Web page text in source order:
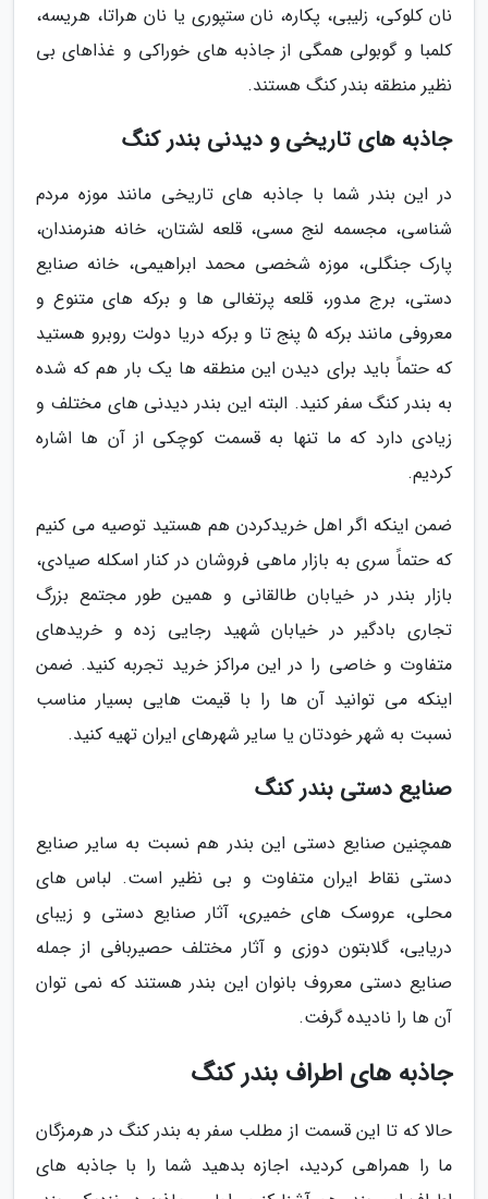
نان کلوکی، زلیبی، پکاره، نان ستپوری یا نان هراتا، هریسه،
کلمبا و گوبولی همگی از جاذبه های خوراکی و غذاهای بی
نظیر منطقه بندر کنگ هستند.
جاذبه های تاریخی و دیدنی بندر کنگ
در این بندر شما با جاذبه های تاریخی مانند موزه مردم
شناسی، مجسمه لنج مسی، قلعه لشتان، خانه هنرمندان،
پارک جنگلی، موزه شخصی محمد ابراهیمی، خانه صنایع
دستی، برج مدور، قلعه پرتغالی ها و برکه های متنوع و
معروفی مانند برکه 5 پنج تا و برکه دریا دولت روبرو هستید
که حتماً باید برای دیدن این منطقه ها یک بار هم که شده
به بندر کنگ سفر کنید. البته این بندر دیدنی های مختلف و
زیادی دارد که ما تنها به قسمت کوچکی از آن ها اشاره
کردیم.
ضمن اینکه اگر اهل خریدکردن هم هستید توصیه می کنیم
که حتماً سری به بازار ماهی فروشان در کنار اسکله صیادی،
بازار بندر در خیابان طالقانی و همین طور مجتمع بزرگ
تجاری بادگیر در خیابان شهید رجایی زده و خریدهای
متفاوت و خاصی را در این مراکز خرید تجربه کنید. ضمن
اینکه می توانید آن ها را با قیمت هایی بسیار مناسب
نسبت به شهر خودتان یا سایر شهرهای ایران تهیه کنید.
صنایع دستی بندر کنگ
همچنین صنایع دستی این بندر هم نسبت به سایر صنایع
دستی نقاط ایران متفاوت و بی نظیر است. لباس های
محلی، عروسک های خمیری، آثار صنایع دستی و زیبای
دریایی، گلابتون دوزی و آثار مختلف حصیربافی از جمله
صنایع دستی معروف بانوان این بندر هستند که نمی توان
آن ها را نادیده گرفت.
جاذبه های اطراف بندر کنگ
حالا که تا این قسمت از مطلب سفر به بندر کنگ در هرمزگان
ما را همراهی کردید، اجازه بدهید شما را با جاذبه های